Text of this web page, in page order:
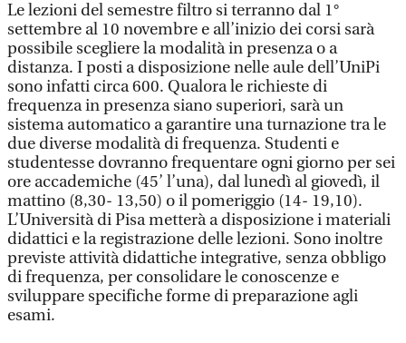
Le lezioni del semestre filtro si terranno dal 1°
settembre al 10 novembre e all’inizio dei corsi sarà
possibile scegliere la modalità in presenza o a
distanza. I posti a disposizione nelle aule dell’UniPi
sono infatti circa 600. Qualora le richieste di
frequenza in presenza siano superiori, sarà un
sistema automatico a garantire una turnazione tra le
due diverse modalità di frequenza. Studenti e
studentesse dovranno frequentare ogni giorno per sei
ore accademiche (45’ l’una), dal lunedì al giovedì, il
mattino (8,30- 13,50) o il pomeriggio (14- 19,10).
L’Università di Pisa metterà a disposizione i materiali
didattici e la registrazione delle lezioni. Sono inoltre
previste attività didattiche integrative, senza obbligo
di frequenza, per consolidare le conoscenze e
sviluppare specifiche forme di preparazione agli
esami.